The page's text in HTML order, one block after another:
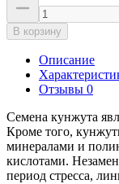
В корзину
Описание
Отзывы 0
Семена кунжута
Кроме того,
минералами и
кислотами.
период стресса,